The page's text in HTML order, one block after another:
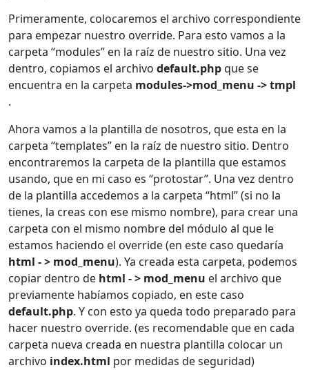
Primeramente, colocaremos el archivo correspondiente
para empezar nuestro override. Para esto vamos a la
carpeta “modules” en la raíz de nuestro sitio. Una vez
dentro, copiamos el archivo default.phpque se
encuentra en la carpeta modules->mod_menu -> tmpl
.
Ahora vamos a la plantilla de nosotros, que esta en la
carpeta “templates” en la raíz de nuestro sitio. Dentro
encontraremos la carpeta de la plantilla que estamos
usando, que en mi caso es “protostar”. Una vez dentro
de la plantilla accedemos a la carpeta “html” (si no la
tienes, la creas con ese mismo nombre), para crear una
carpeta con el mismo nombre del módulo al que le
estamos haciendo el override (en este caso quedaría
html - > mod_menu). Ya creada esta carpeta, podemos
copiar dentro de html - > mod_menu el archivo que
previamente habíamos copiado, en este caso
default.php. Y con esto ya queda todo preparado para
hacer nuestro override. (es recomendable que en cada
carpeta nueva creada en nuestra plantilla colocar un
archivo index.html por medidas de seguridad)